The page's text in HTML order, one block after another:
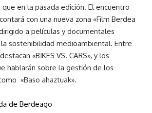
que en la pasada edición. El encuentro
con una nueva zona «Film Berdea
a películas y documentales
sostenibilidad medioambiental. Entre
«BIKES VS. CARS», y los
hablarán sobre la gestión de los
«Baso ahaztuak».
de Berdeago